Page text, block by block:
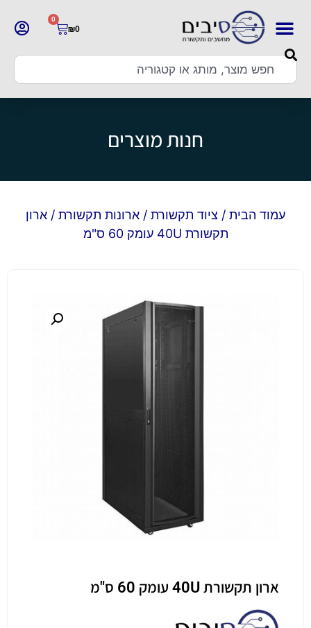
₪0
0
חנות מוצרים
עמוד הבית / ציוד תקשורת / ארונות תקשורת / ארון
תקשורת 40U עומק 60 ס"מ
ארון תקשורת 40U עומק 60 ס"מ